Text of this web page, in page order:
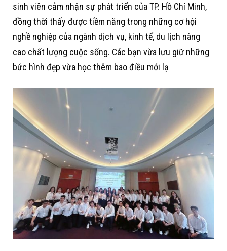
sinh viên cảm nhận sự phát triển của TP. Hồ Chí Minh,
đồng thời thấy được tiềm năng trong những cơ hội
nghề nghiệp của ngành dịch vụ, kinh tế, du lịch nâng
cao chất lượng cuộc sống. Các bạn vừa lưu giữ những
bức hình đẹp vừa học thêm bao điều mới lạ